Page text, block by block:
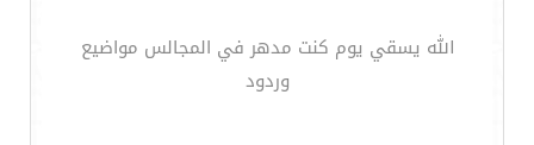
الله يسقي يوم كنت مدهر في المجالس مواضيع
وردود